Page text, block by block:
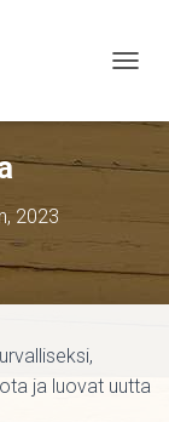
V
G
N
P
L
2023
ja luovat uutta